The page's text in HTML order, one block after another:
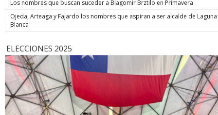
Los nombres que buscan suceder a Blagomir Brztilo en Primavera
Ojeda, Arteaga y Fajardo los nombres que aspiran a ser alcalde de Laguna
Blanca
ELECCIONES 2025